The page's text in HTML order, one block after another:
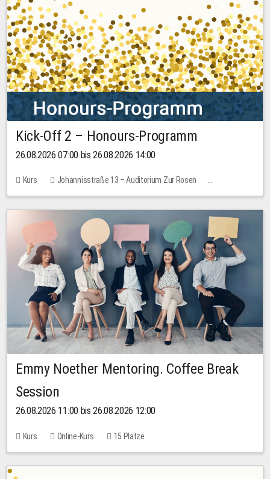
Kick-Off 2 – Honours-Programm
26.08.2026 07:00 bis 26.08.2026 14:00
Kurs
Johannisstraße 13 – Auditorium Zur Rosen
Keine freien Plätze
Emmy Noether Mentoring. Coffee Break
Session
26.08.2026 11:00 bis 26.08.2026 12:00
Kurs Online-Kurs 15 Plätze